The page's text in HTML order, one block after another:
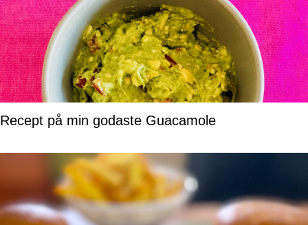
Recept på min godaste Guacamole